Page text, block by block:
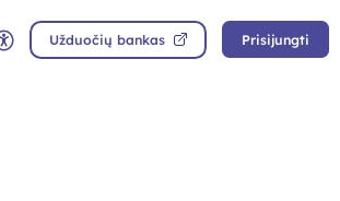
Neįgaliųjų rėžimas
Užduočių bankas Prisijungti